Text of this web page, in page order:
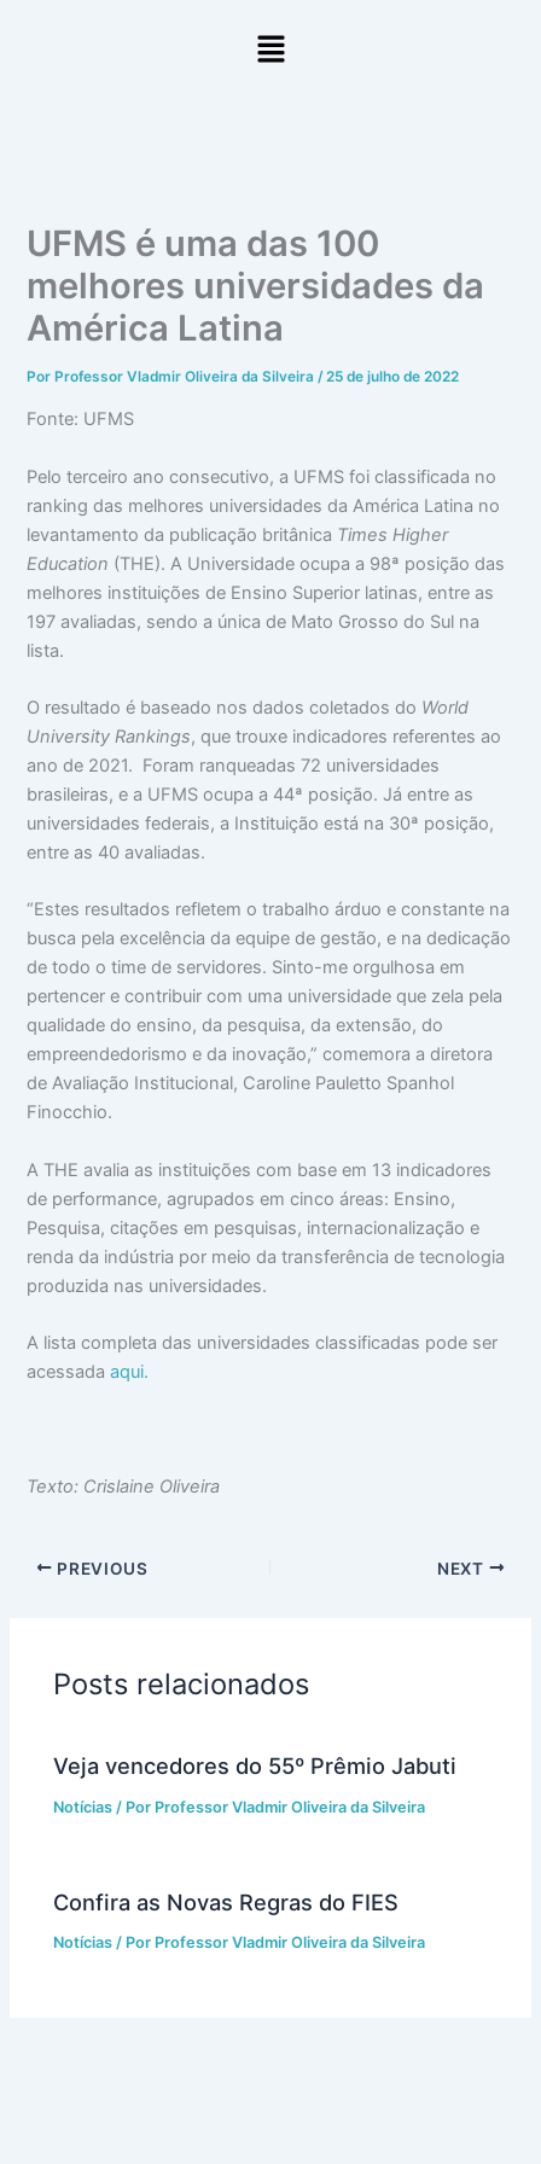
Menu
UFMS é uma das 100
melhores universidades da
América Latina
PorProfessor Vladmir Oliveira da Silveira /25 de julho de 2022
Fonte: UFMS
Pelo terceiro ano consecutivo, a UFMS foi classificada no
ranking das melhores universidades da América Latina no
levantamento da publicação britânica Times Higher
Education (THE). A Universidade ocupa a 98ª posição das
melhores instituições de Ensino Superior latinas, entre as
197 avaliadas, sendo a única de Mato Grosso do Sul na
lista.
O resultado é baseado nos dados coletados do World
University Rankings, que trouxe indicadores referentes ao
ano de 2021. Foram ranqueadas 72 universidades
brasileiras, e a UFMS ocupa a 44ª posição. Já entre as
universidades federais, a Instituição está na 30ª posição,
entre as 40 avaliadas.
“Estes resultados refletem o trabalho árduo e constante na
busca pela excelência da equipe de gestão, e na dedicação
de todo o time de servidores. Sinto-me orgulhosa em
pertencer e contribuir com uma universidade que zela pela
qualidade do ensino, da pesquisa, da extensão, do
empreendedorismo e da inovação,” comemora a diretora
de Avaliação Institucional, Caroline Pauletto Spanhol
Finocchio.
A THE avalia as instituições com base em 13 indicadores
de performance, agrupados em cinco áreas: Ensino,
Pesquisa, citações em pesquisas, internacionalização e
renda da indústria por meio da transferência de tecnologia
produzida nas universidades.
A lista completa das universidades classificadas pode ser
acessadaaqui.
Texto: Crislaine Oliveira
PREVIOUS NEXT
Posts relacionados
Veja vencedores do 55º Prêmio Jabuti
Notícias / Por Professor Vladmir Oliveira da Silveira
Confira as Novas Regras do FIES
Notícias / Por Professor Vladmir Oliveira da Silveira